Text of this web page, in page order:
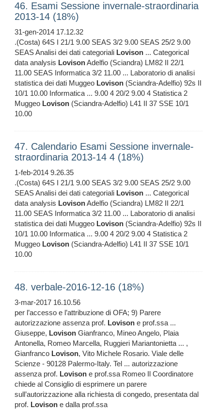
46. Esami Sessione invernale-straordinaria
2013-14 (18%)
31-gen-2014 17.12.32
.(Costa) 64S I 21/1 9.00 SEAS 3/2 9.00 SEAS 25/2 9.00
SEAS Analisi dei dati categoriali Lovison ... Categorical
data analysis LovisonAdelfio (Sciandra) LM82 II 22/1
11.00 SEAS Informatica 3/2 11.00 ... Laboratorio di analisi
statistica dei dati Muggeo Lovison (Sciandra-Adelfio) 92s II
10/1 10.00 Informatica ... 9.00 4 20/2 9.00 4 Statistica 2
Muggeo Lovison (Sciandra-Adelfio) L41 II 37 SSE 10/1
10.00
47. Calendario Esami Sessione invernale-
straordinaria 2013-14 4 (18%)
1-feb-2014 9.26.35
.(Costa) 64S I 21/1 9.00 SEAS 3/2 9.00 SEAS 25/2 9.00
SEAS Analisi dei dati categoriali Lovison ... Categorical
data analysis LovisonAdelfio (Sciandra) LM82 II 22/1
11.00 SEAS Informatica 3/2 11.00 ... Laboratorio di analisi
statistica dei dati Muggeo Lovison (Sciandra-Adelfio) 92s II
10/1 10.00 Informatica ... 9.00 4 20/2 9.00 4 Statistica 2
Muggeo Lovison (Sciandra-Adelfio) L41 II 37 SSE 10/1
10.00
48. verbale-2016-12-16 (18%)
3-mar-2017 16.10.56
per l’accesso e l’attribuzione di OFA; 9) Parere
autorizzazione assenza prof. Lovison e prof.ssa ...
Giuseppe, Lovison Gianfranco, Mineo Angelo, Plaia
Antonella, Romeo Marcella, Ruggieri Mariantonietta ... ,
Gianfranco Lovison, Vito Michele Rosario. Viale delle
Scienze - 90128 Palermo-Italy. Tel ... autorizzazione
assenza prof. Lovison e prof.ssa Romeo Il Coordinatore
chiede al Consiglio di esprimere un parere
sull’autorizzazione alla richiesta di congedo, presentata dal
prof. Lovison e dalla prof.ssa